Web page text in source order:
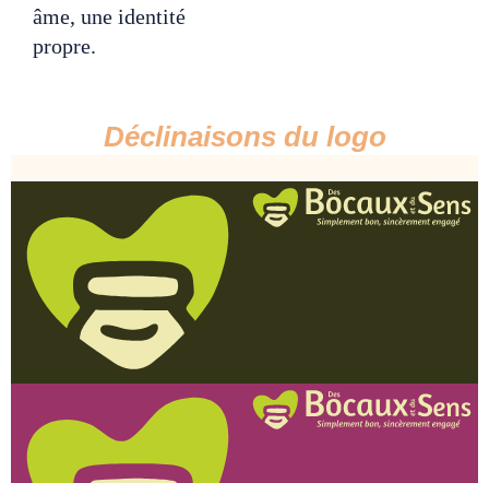
âme, une identité
propre.
Déclinaisons du logo